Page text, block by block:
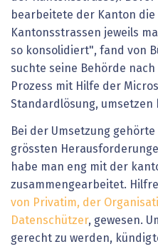
bearbeitete der Kanton die
Kantonsstrassen jeweils
so konsolidiert", fand von
suchte seine Behörde
Prozess mit Hilfe der
Standardlösung, umsetzen
Bei der Umsetzung
grössten
habe man eng mit der
zusammengearbeitet.
von Privatim, der
Datenschützer, gewesen.
gerecht zu werden,